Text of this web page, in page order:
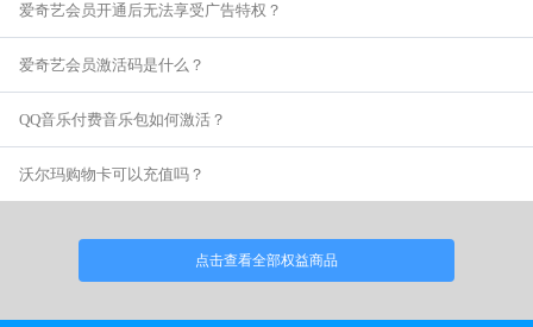
爱奇艺会员开通后无法享受广告特权？
爱奇艺会员激活码是什么？
QQ音乐付费音乐包如何激活？
沃尔玛购物卡可以充值吗？
点击查看全部权益商品